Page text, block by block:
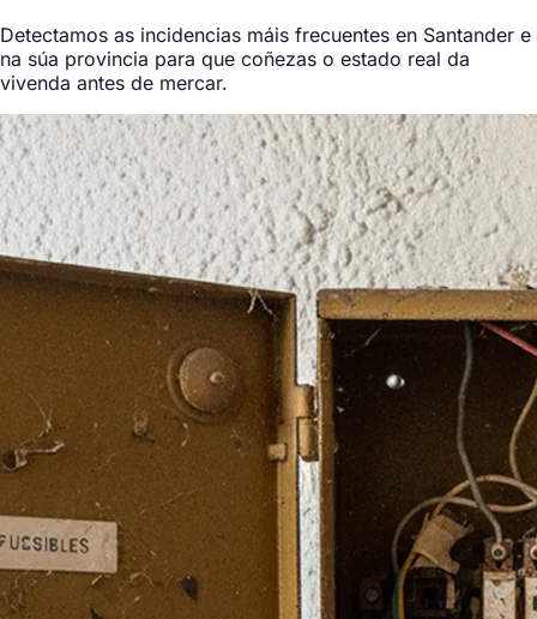
Detectamos as incidencias máis frecuentes en Santander e
na súa provincia para que coñezas o estado real da
vivenda antes de mercar.